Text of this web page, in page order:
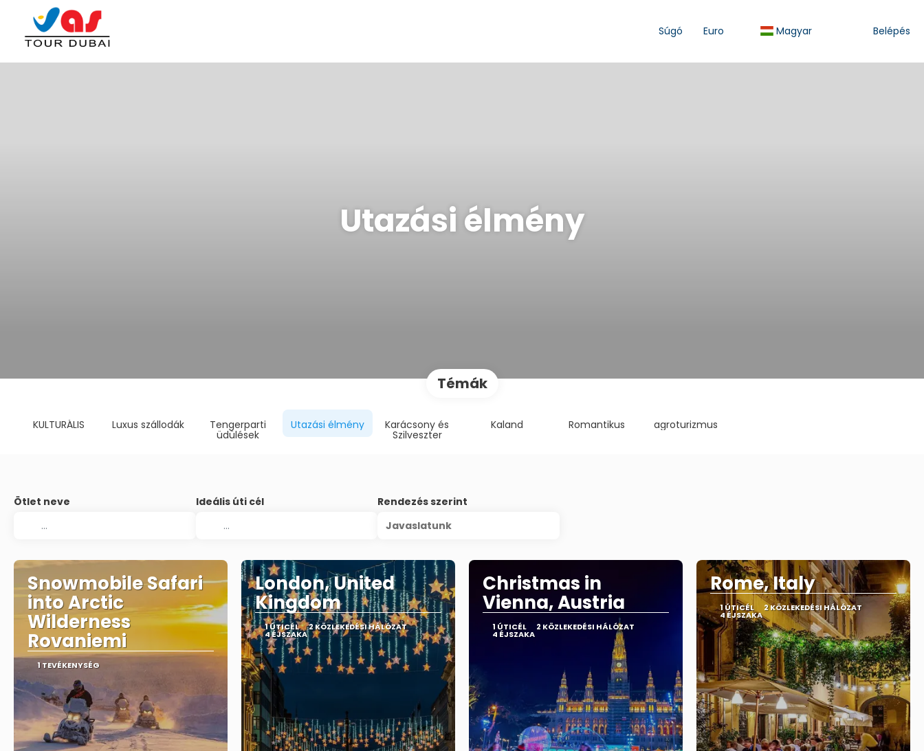
Súgó Euro Magyar Belépés
Utazási élmény
Témák
KULTURÁLIS Luxus szállodák Tengerparti
üdülések
Utazási élmény Karácsony és
Szilveszter
Kaland Romantikus agroturizmus
Ötlet neve Ideális úti cél
Rendezés szerint
Javaslatunk
Snowmobile Safari
into Arctic
Wilderness
Rovaniemi
1 TEVÉKENYSÉG
London, United
Kingdom
1 ÚTICÉL 2 KÖZLEKEDÉSI HÁLÓZAT
4 ÉJSZAKA
Christmas in
Vienna, Austria
1 ÚTICÉL 2 KÖZLEKEDÉSI HÁLÓZAT
4 ÉJSZAKA
Rome, Italy
1 ÚTICÉL 2 KÖZLEKEDÉSI HÁLÓZAT
4 ÉJSZAKA